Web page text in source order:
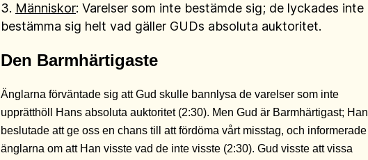
3. Människor: Varelser som inte bestämde sig; de lyckades inte
bestämma sig helt vad gäller GUDs absoluta auktoritet.
Den Barmhärtigaste
Änglarna förväntade sig att Gud skulle bannlysa de varelser som inte
upprätthöll Hans absoluta auktoritet (2:30). Men Gud är Barmhärtigast; Han
beslutade att ge oss en chans till att fördöma vårt misstag, och informerade
änglarna om att Han visste vad de inte visste (2:30). Gud visste att vissa